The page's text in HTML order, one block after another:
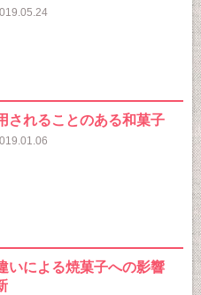
されることのある和菓子
いによる焼菓子への影響